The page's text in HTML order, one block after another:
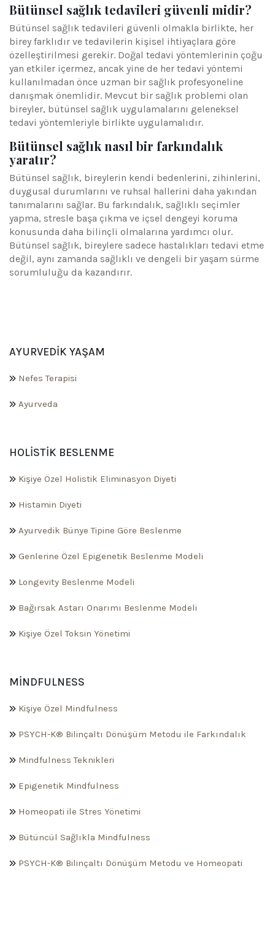
Bütünsel sağlık tedavileri güvenli midir?
Bütünsel sağlık tedavileri güvenli olmakla birlikte, her
birey farklıdır ve tedavilerin kişisel ihtiyaçlara göre
özelleştirilmesi gerekir. Doğal tedavi yöntemlerinin çoğu
yan etkiler içermez, ancak yine de her tedavi yöntemi
kullanılmadan önce uzman bir sağlık profesyoneline
danışmak önemlidir. Mevcut bir sağlık problemi olan
bireyler, bütünsel sağlık uygulamalarını geleneksel
tedavi yöntemleriyle birlikte uygulamalıdır.
Bütünsel sağlık nasıl bir farkındalık
yaratır?
Bütünsel sağlık, bireylerin kendi bedenlerini, zihinlerini,
duygusal durumlarını ve ruhsal hallerini daha yakından
tanımalarını sağlar. Bu farkındalık, sağlıklı seçimler
yapma, stresle başa çıkma ve içsel dengeyi koruma
konusunda daha bilinçli olmalarına yardımcı olur.
Bütünsel sağlık, bireylere sadece hastalıkları tedavi etme
değil, aynı zamanda sağlıklı ve dengeli bir yaşam sürme
sorumluluğu da kazandırır.
AYURVEDIK YAŞAM
Nefes Terapisi
Ayurveda
HOLISTIK BESLENME
Kişiye Özel Holistik Eliminasyon Diyeti
Histamin Diyeti
Ayurvedik Bünye Tipine Göre Beslenme
Genlerine Özel Epigenetik Beslenme Modeli
Longevity Beslenme Modeli
Bağırsak Astarı Onarımı Beslenme Modeli
Kişiye Özel Toksin Yönetimi
MINDFULNESS
Kişiye Özel Mindfulness
PSYCH-K® Bilinçaltı Dönüşüm Metodu ile Farkındalık
Mindfulness Teknikleri
Epigenetik Mindfulness
Homeopati ile Stres Yönetimi
Bütüncül Sağlıkla Mindfulness
PSYCH-K® Bilinçaltı Dönüşüm Metodu ve Homeopati